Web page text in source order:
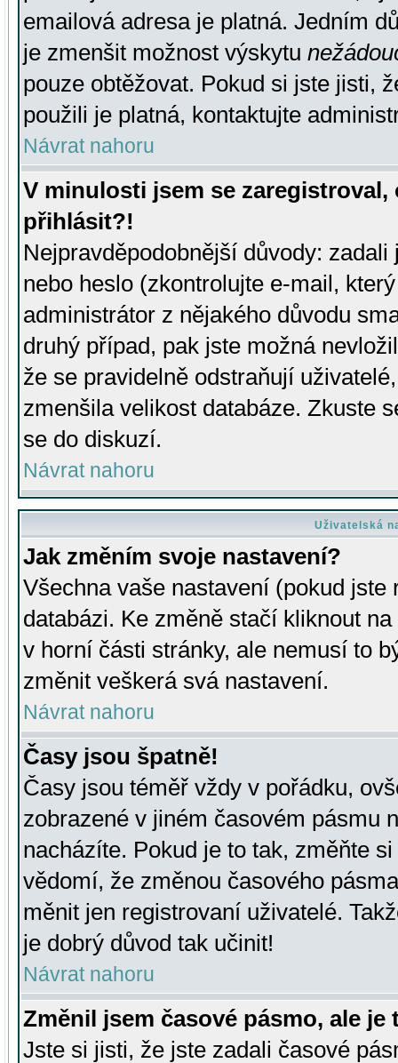
emailová adresa je platná. Jedním
je zmenšit možnost výskytu
pouze obtěžovat. Pokud si jste jisti,
použili je platná, kontaktujte
Návrat nahoru
V minulosti jsem se
přihlásit?!
Nejpravděpodobnější důvody:
nebo heslo (zkontrolujte e-mail,
administrátor z nějakého důvodu
druhý případ, pak jste možná
že se pravidelně odstraňují
zmenšila velikost databáze. Zkuste
se do diskuzí.
Návrat nahoru
Uživatelská
Jak změním svoje nastavení?
Všechna vaše nastavení (pokud
databázi. Ke změně stačí kliknout
v horní části stránky, ale nemusí to
změnit veškerá svá nastavení.
Návrat nahoru
Časy jsou špatně!
Časy jsou téměř vždy v pořádku,
zobrazené v jiném časovém pásmu
nacházíte. Pokud je to tak, změňte
vědomí, že změnou časového
měnit jen registrovaní uživatelé.
je dobrý důvod tak učinit!
Návrat nahoru
Změnil jsem časové pásmo, ale je
Jste si jisti, že jste zadali časové